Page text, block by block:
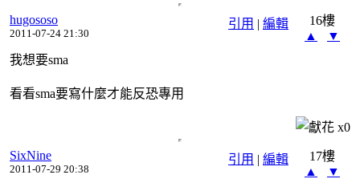
引用 | 編輯
hugososo
2011-07-24 21:30
16樓
▲
▼
我想要sma
看看sma要寫什麼才能反恐專用
x0
引用 | 編輯
SixNine
2011-07-29 20:38
17樓
▲
▼